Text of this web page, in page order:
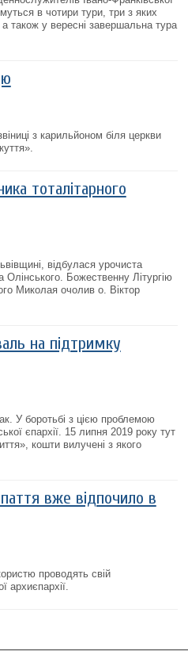
в чотири тури, три з яких
а також у вересні завершальна тура
з карильйоном біля церкви
тоталітарного
відбулася урочиста
Божественну Літургію
Миколая очолив о. Віктор
на підтримку
У боротьбі з цією проблемою
єпархії. 15 липня 2019 року тут
кошти вилучені з якого
вже відпочило в
проводять свій
архиєпархії.